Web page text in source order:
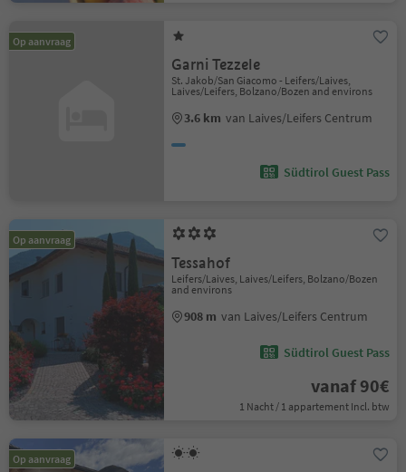
Op aanvraag
Garni Tezzele
St. Jakob/San Giacomo - Leifers/Laives,
Laives/Leifers, Bolzano/Bozen and environs
3.6 km van Laives/Leifers Centrum
Südtirol Guest Pass
Op aanvraag
Tessahof
Leifers/Laives, Laives/Leifers, Bolzano/Bozen
and environs
908 m van Laives/Leifers Centrum
Südtirol Guest Pass
vanaf 90€
1 Nacht / 1 appartement Incl. btw
Op aanvraag